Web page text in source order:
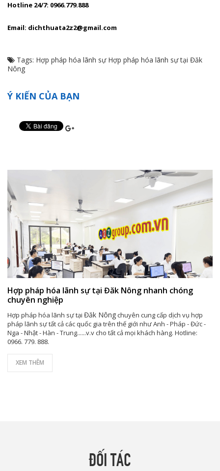
Hotline 24/7: 0966.779.888
Email: dichthuata2z2@gmail.com
Tags: Hợp pháp hóa lãnh sự Hợp pháp hóa lãnh sự tại Đăk
Nông
Ý KIẾN CỦA BẠN
Hợp pháp hóa lãnh sự tại Đăk Nông nhanh chóng
chuyên nghiệp
Hợp pháp hóa lãnh sự tại Đăk Nôngchuyên cung cấp dịch vụ hợp
pháp lãnh sự tất cả các quốc gia trên thế giới như Anh - Pháp - Đức -
Nga - Nhật - Hàn - Trung......v.v cho tất cả mọi khách hàng. Hotline:
0966. 779. 888.
XEM THÊM
ĐỐI TÁC